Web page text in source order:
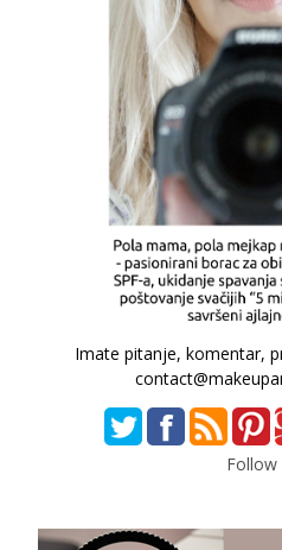
Imate pitanje, komentar,
Follow